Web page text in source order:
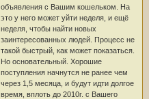
объявления с Вашим кошельком. На
это у него может уйти неделя, и ещё
неделя, чтобы найти новых
заинтересованных людей. Процесс не
такой быстрый, как может показаться.
Но основательный. Хорошие
поступления начнутся не ранее чем
через 1,5 месяца, и будут идти долгое
время, вплоть до 2010г. с Вашего